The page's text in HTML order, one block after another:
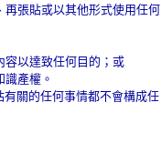
張貼或以其他形式使用任何
容以達致任何目的；或
產權。
關的任何事情都不會構成任